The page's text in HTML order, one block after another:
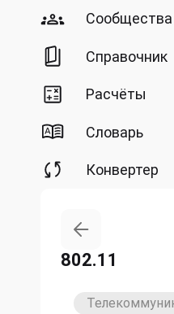
Сообщества
Справочник
Расчёты
Словарь
Конвертер
802.11